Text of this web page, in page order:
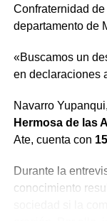
Edith
Juan
Elar Alain
Haydee
Aydee
Noemi
Ángel
Los detenidos
por 15 días,
Confraternidad
departamento de
«Buscamos un
en declaraciones
Navarro
Hermosa de las
Ate, cuenta con
Durante la
conocimiento